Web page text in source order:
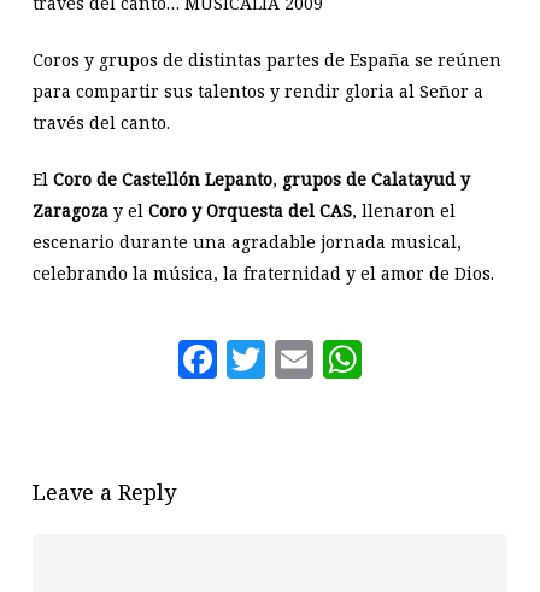
Coros y grupos de distintas partes de España se reúnen
para compartir sus talentos y rendir gloria al Señor a
través del canto.
El Coro de Castellón Lepanto, grupos de Calatayudy
Zaragozay el Coro y Orquesta del CAS, llenaron el
escenario durante una agradable jornada musical,
celebrando la música, la fraternidad y el amor de Dios.
Facebook
Twitter
Email
Leave a Reply